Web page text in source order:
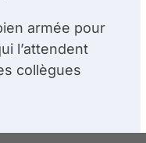
armée pour
l’attendent
collègues